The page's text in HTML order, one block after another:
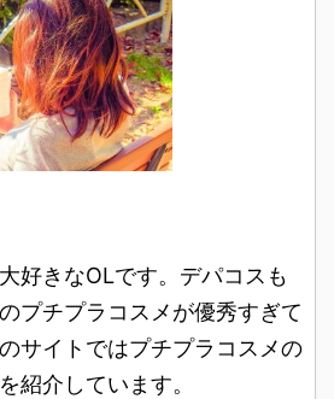
敏
イク
な
日
ーム
ナ
後でもつっぱらなくてし
っとりすべすべ肌になる
のでオイルクレンジング
特有の乾燥も気にならな
い。 簡単にメイクが落ち
るソフティモ スピーディ
さを口コミレビューして
くれましたのでどれ ...
好きなOLです。デパコスも
プチプラコスメが優秀すぎて
サイトではプチプラコスメの
紹介しています。